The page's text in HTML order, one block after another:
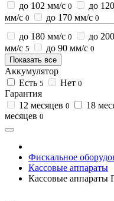
до 102 мм/с 0 до
мм/с 0 до 170 мм/с 0
до 180 мм/с 0 до
мм/с 5 до 90 мм/с 0
Показать все
Аккумулятор
Есть 5 Нет 0
Гарантия
12 месяцев 0 18
месяцев 0
Фискальное
Кассовые аппараты
Кассовые аппараты